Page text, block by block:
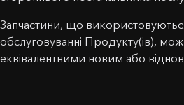
Запчастини, що
обслуговуванні Продукту(ів),
еквівалентними новим або
24.59 $
Увага: Зміна